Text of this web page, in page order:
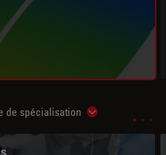
de spécialisation Show